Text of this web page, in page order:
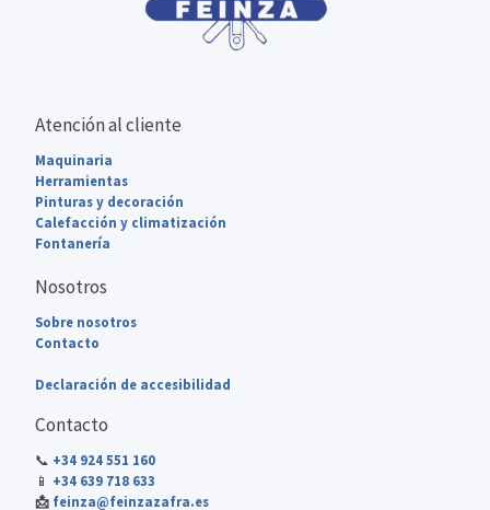
Atención al cliente
Maquinaria
Herramientas
Pinturas y decoración
Calefacción y climatización
Fontanería
Nosotros
Sobre nosotros
Contacto
Declaración de accesibilidad
Contacto
📞 +34 924 551 160
📱 +34 639 718 633
📩 feinza@feinzazafra.es